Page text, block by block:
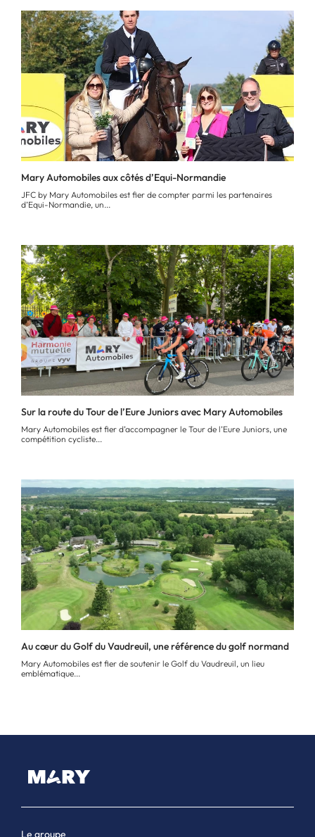
Mary Automobiles aux côtés d’Equi-Normandie
JFC by Mary Automobiles est fier de compter parmi les partenaires
d’Equi-Normandie, un...
Sur la route du Tour de l’Eure Juniors avec Mary Automobiles
Mary Automobiles est fier d’accompagner le Tour de l’Eure Juniors, une
compétition cycliste...
Au cœur du Golf du Vaudreuil, une référence du golf normand
Mary Automobiles est fier de soutenir le Golf du Vaudreuil, un lieu
emblématique...
Le groupe